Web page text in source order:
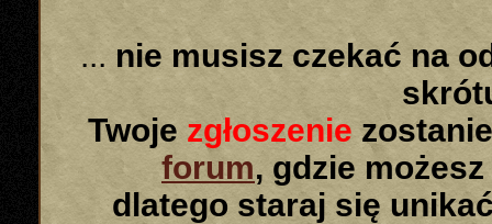
... nie musisz czekać na
Twoje zgłoszenie
forum, gdzie
dlatego staraj się